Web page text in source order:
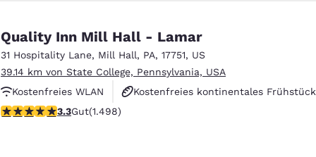
Quality Inn Mill Hall - Lamar
31 Hospitality Lane, Mill Hall, PA, 17751, US
39.14 km von State College, Pennsylvania, USA
Kostenfreies WLAN
Kostenfreies kontinentales Frühstück
Haustierfreundlich
3.32-Sterne-Bewertung. Gut. 1498 Bewertungen
3.3Gut(1.498)